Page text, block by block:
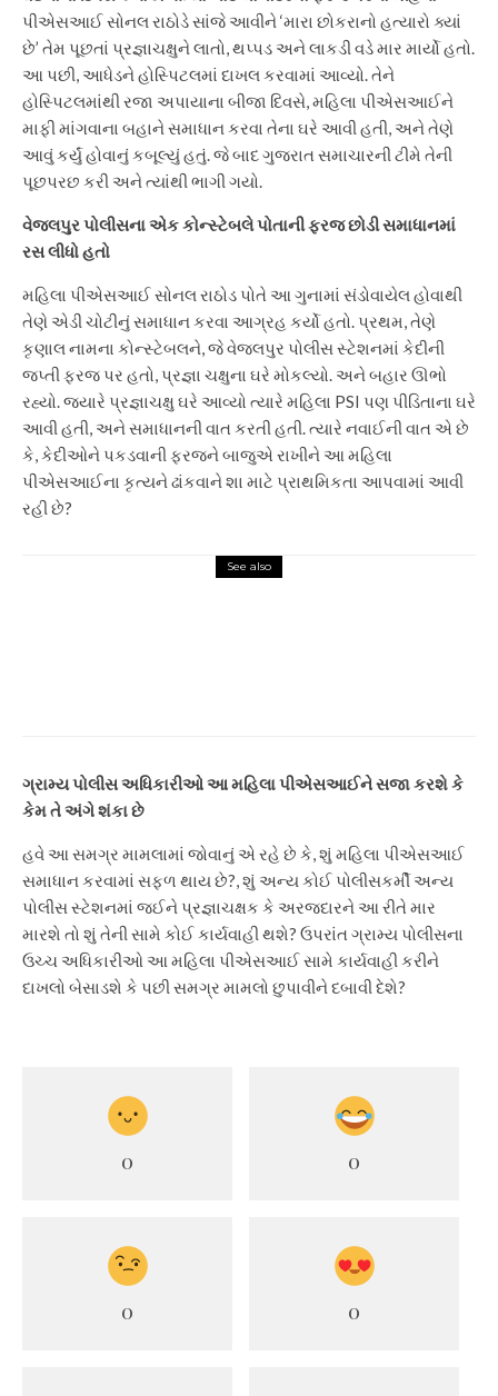
પીએસઆઈ સોનલ રાઠોડે સાંજે આવીને ‘મારા છોકરાનો હત્યારો ક્યાં
છે’ તેમ પૂછતાં પ્રજ્ઞાચક્ષુને લાતો, થપ્પડ અને લાકડી વડે માર માર્યો હતો.
આ પછી, આધેડને હોસ્પિટલમાં દાખલ કરવામાં આવ્યો. તેને
હોસ્પિટલમાંથી રજા અપાયાના બીજા દિવસે, મહિલા પીએસઆઈને
માફી માંગવાના બહાને સમાધાન કરવા તેના ઘરે આવી હતી, અને તેણે
આવું કર્યું હોવાનું કબૂલ્યું હતું. જે બાદ ગુજરાત સમાચારની ટીમે તેની
પૂછપરછ કરી અને ત્યાંથી ભાગી ગયો.
વેજલપુર પોલીસના એક કોન્સ્ટેબલે પોતાની ફરજ છોડી સમાધાનમાં
રસ લીધો હતો
મહિલા પીએસઆઈ સોનલ રાઠોડ પોતે આ ગુનામાં સંડોવાયેલ હોવાથી
તેણે એડી ચોટીનું સમાધાન કરવા આગ્રહ કર્યો હતો. પ્રથમ, તેણે
કૃણાલ નામના કોન્સ્ટેબલને, જે વેજલપુર પોલીસ સ્ટેશનમાં કેદીની
જપ્તી ફરજ પર હતો, પ્રજ્ઞા ચક્ષુના ઘરે મોકલ્યો. અને બહાર ઊભો
રહ્યો. જ્યારે પ્રજ્ઞાચક્ષુ ઘરે આવ્યો ત્યારે મહિલા PSI પણ પીડિતાના ઘરે
આવી હતી, અને સમાધાનની વાત કરતી હતી. ત્યારે નવાઈની વાત એ છે
કે, કેદીઓને પકડવાની ફરજને બાજુએ રાખીને આ મહિલા
પીએસઆઈના કૃત્યને ઢાંકવાને શા માટે પ્રાથમિકતા આપવામાં આવી
રહી છે?
See also
ગ્રામ્ય પોલીસ અધિકારીઓ આ મહિલા પીએસઆઈને સજા કરશે કે
કેમ તે અંગે શંકા છે
હવે આ સમગ્ર મામલામાં જોવાનું એ રહે છે કે, શું મહિલા પીએસઆઈ
સમાધાન કરવામાં સફળ થાય છે?, શું અન્ય કોઈ પોલીસકર્મી અન્ય
પોલીસ સ્ટેશનમાં જઈને પ્રજ્ઞાચક્ષક કે અરજદારને આ રીતે માર
મારશે તો શું તેની સામે કોઈ કાર્યવાહી થશે? ઉપરાંત ગ્રામ્ય પોલીસના
ઉચ્ચ અધિકારીઓ આ મહિલા પીએસઆઈ સામે કાર્યવાહી કરીને
દાખલો બેસાડશે કે પછી સમગ્ર મામલો છુપાવીને દબાવી દેશે?
0 0
0 0